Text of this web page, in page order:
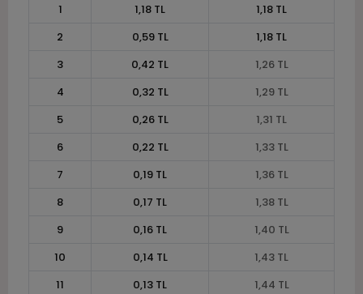
1
1,18 TL
1,18 TL
2
0,59 TL
1,18 TL
3
0,42 TL
1,26 TL
4
0,32 TL
1,29 TL
5
0,26 TL
1,31 TL
6
0,22 TL
1,33 TL
7
0,19 TL
1,36 TL
8
0,17 TL
1,38 TL
9
0,16 TL
1,40 TL
10
0,14 TL
1,43 TL
11
0,13 TL
1,44 TL